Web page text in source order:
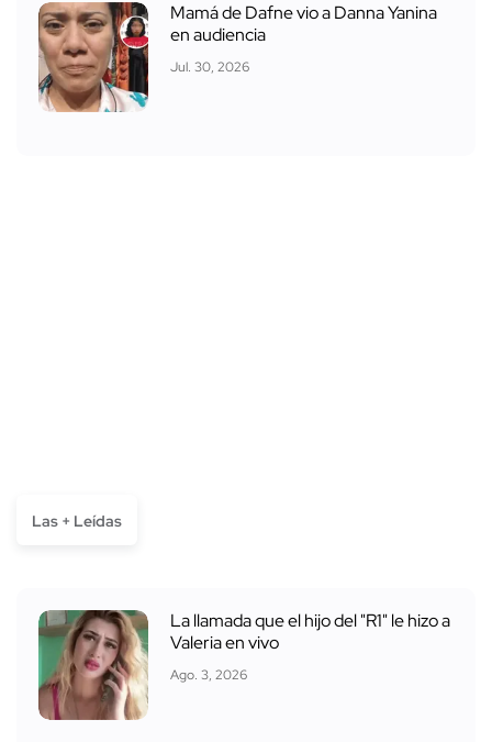
Mamá de Dafne vio a Danna Yanina
en audiencia
Jul. 30, 2026
Las + Leídas
La llamada que el hijo del "R1" le hizo a
Valeria en vivo
Ago. 3, 2026